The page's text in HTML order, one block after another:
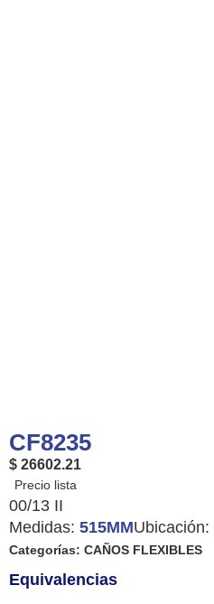
CF8235
$ 26602.21
00/13 II
Medidas: 515MMUbicación:
Categorías: CAÑOS FLEXIBLES
Equivalencias